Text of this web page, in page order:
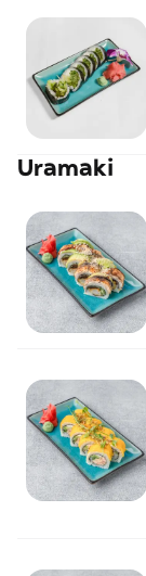
Uramaki